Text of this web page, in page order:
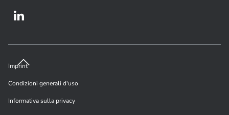
Imprint
Condizioni generali d'uso
Informativa sulla privacy